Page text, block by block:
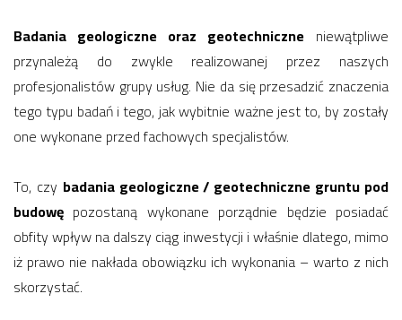
Badania geologiczne oraz geotechniczne niewątpliwe
przynależą do zwykle realizowanej przez naszych
profesjonalistów grupy usług. Nie da się przesadzić znaczenia
tego typu badań i tego, jak wybitnie ważne jest to, by zostały
one wykonane przed fachowych specjalistów.
To, czy badania geologiczne / geotechniczne gruntu pod
budowę pozostaną wykonane porządnie będzie posiadać
obfity wpływ na dalszy ciąg inwestycji i właśnie dlatego, mimo
iż prawo nie nakłada obowiązku ich wykonania – warto z nich
skorzystać.